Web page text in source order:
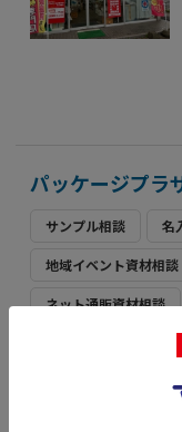
パッケージプラ
サンプル相談 名
地域イベント資材相談
ネット通販資材相談